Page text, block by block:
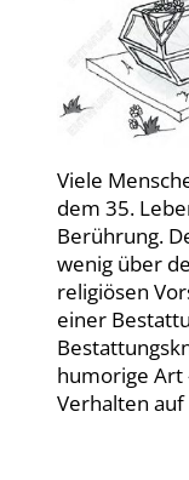
Viele
dem 35.
Berührung.
wenig über
religiösen
einer
humorige Art
Verhalten